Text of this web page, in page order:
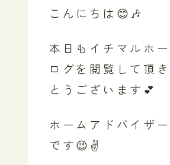
こんにちは😊🎶
本日もイチマルホ
ログを閲覧して頂
とうございます💕
ホームアドバイザ
です😉✌️